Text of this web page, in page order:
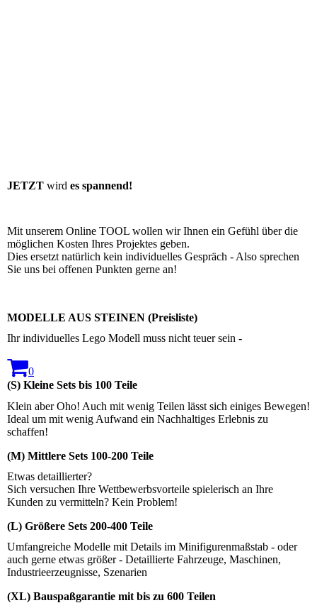
JETZT wird es spannend!
Mit unserem Online TOOL wollen wir Ihnen ein Gefühl über die
möglichen Kosten Ihres Projektes geben.
Dies ersetzt natürlich kein individuelles Gespräch - Also sprechen
Sie uns bei offenen Punkten gerne an!
MODELLE AUS STEINEN (Preisliste)
Ihr individuelles Lego Modell muss nicht teuer sein -
0
(S) Kleine Sets bis 100 Teile
Klein aber Oho! Auch mit wenig Teilen lässt sich einiges Bewegen!
Ideal um mit wenig Aufwand ein Nachhaltiges Erlebnis zu
schaffen!
(M) Mittlere Sets 100-200 Teile
Etwas detaillierter?
Sich versuchen Ihre Wettbewerbsvorteile spielerisch an Ihre
Kunden zu vermitteln? Kein Problem!
(L) Größere Sets 200-400 Teile
Umfangreiche Modelle mit Details im Minifigurenmaßstab - oder
auch gerne etwas größer - Detaillierte Fahrzeuge, Maschinen,
Industrieerzeugnisse, Szenarien
(XL) Bauspaßgarantie mit bis zu 600 Teilen